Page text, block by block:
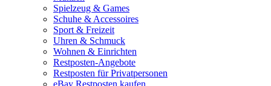
Spielzeug & Games
Schuhe & Accessoires
Sport & Freizeit
Uhren & Schmuck
Wohnen & Einrichten
Restposten-Angebote
Restposten für Privatpersonen
eBay Restposten kaufen